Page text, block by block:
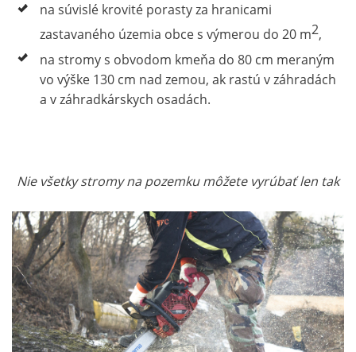
na súvislé krovité porasty za hranicami
zastavaného územia obce s výmerou do 20 m2,
na stromy s obvodom kmeňa do 80 cm meraným
vo výške 130 cm nad zemou, ak rastú v záhradách
a v záhradkárskych osadách.
Nie všetky stromy na pozemku môžete vyrúbať len tak